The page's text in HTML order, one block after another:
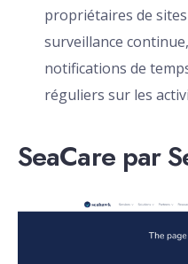
propriétaires de
surveillance
notifications de
réguliers sur les
SeaCare par